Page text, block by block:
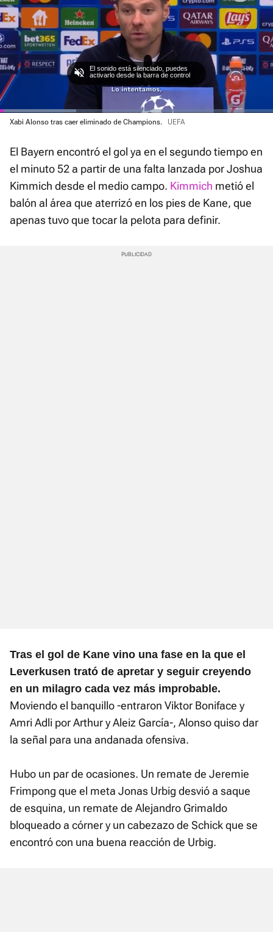
Current
Time
0:01 / Duration
1:04
Loaded
El sonido está silenciado, puedes
activarlo desde la barra de control
Xabi Alonso tras caer eliminado de Champions. UEFA
El Bayern encontró el gol ya en el segundo tiempo en
el minuto 52 a partir de una falta lanzada por Joshua
Kimmich desde el medio campo. Kimmich metió el
balón al área que aterrizó en los pies de Kane, que
apenas tuvo que tocar la pelota para definir.
Tras el gol de Kane vino una fase en la que el
Leverkusen trató de apretar y seguir creyendo
en un milagro cada vez más improbable.
Moviendo el banquillo -entraron Viktor Boniface y
Amri Adli por Arthur y Aleiz García-, Alonso quiso dar
la señal para una andanada ofensiva.
Hubo un par de ocasiones. Un remate de Jeremie
Frimpong que el meta Jonas Urbig desvió a saque
de esquina, un remate de Alejandro Grimaldo
bloqueado a córner y un cabezazo de Schick que se
encontró con una buena reacción de Urbig.